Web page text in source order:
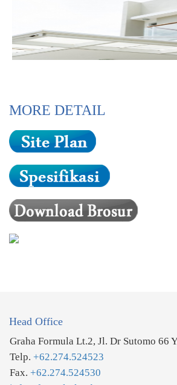
MORE DETAIL
Head Office
Graha Formula Lt.2, Jl. Dr Sutomo 66
Telp. +62.274.524523
Fax. +62.274.524530